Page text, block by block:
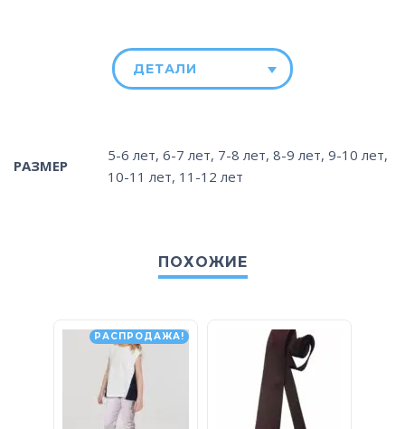
ДЕТАЛИ
РАЗМЕР
5-6 лет, 6-7 лет, 7-8 лет, 8-9 лет, 9-10 лет,
10-11 лет, 11-12 лет
ПОХОЖИЕ
РАСПРОДАЖА!